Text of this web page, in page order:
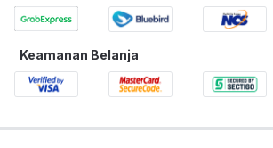
Keamanan Belanja